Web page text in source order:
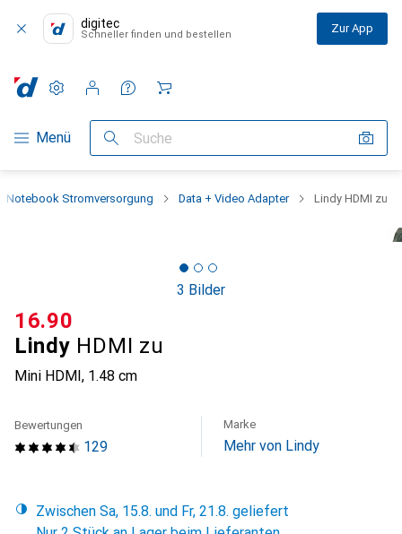
digitec
Schneller finden und bestellen Zur App
Navigation nach Kategorien
Menü Suche
Einstellungen
Kundenkonto
Vergleichslisten
Merklisten
Warenkorb
Notebook Stromversorgung Data + Video Adapter Lindy HDMI zu
3 Bilder
Lindy HDMI zu
Mini HDMI, 1.48 cm
CHF
16.90
129
Bewertungen Marke
Mehr von Lindy
Zwischen Sa, 15.8. und Fr, 21.8. geliefert